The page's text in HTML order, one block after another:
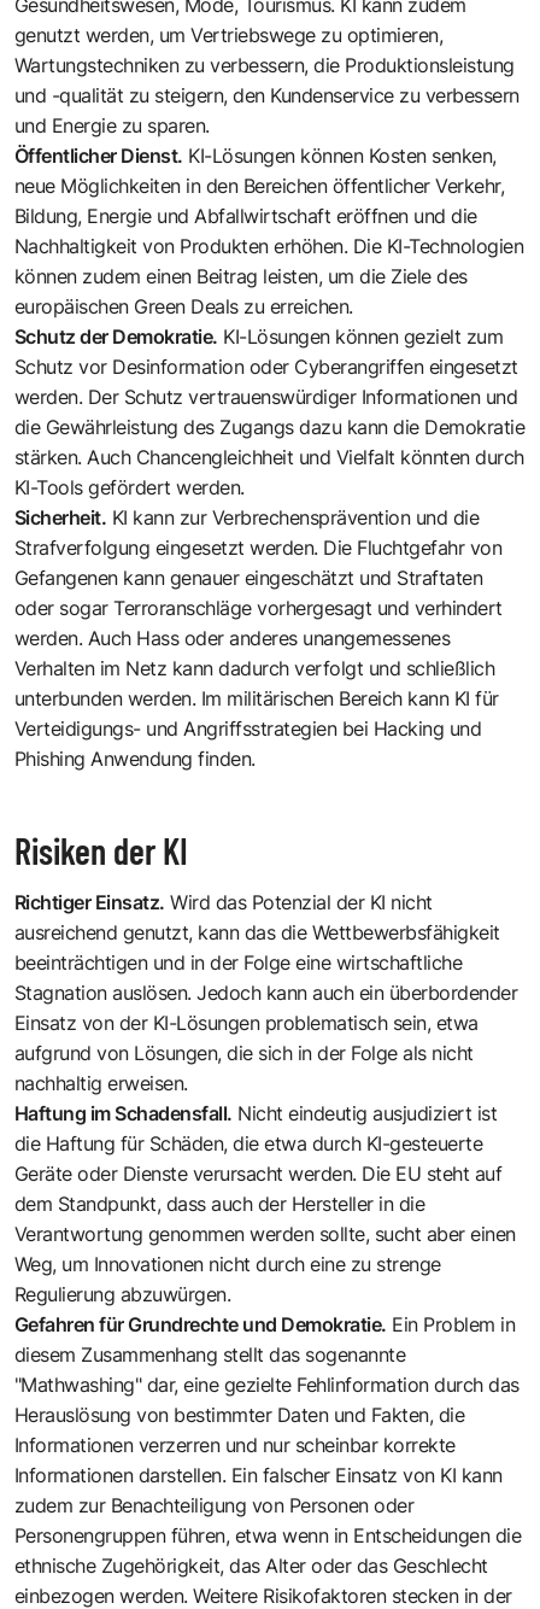
genutzt werden, um Vertriebswege zu optimieren,
Wartungstechniken zu verbessern, die Produktionsleistung
und -qualität zu steigern, den Kundenservice zu verbessern
und Energie zu sparen.
Öffentlicher Dienst. KI-Lösungen können Kosten senken,
neue Möglichkeiten in den Bereichen öffentlicher Verkehr,
Bildung, Energie und Abfallwirtschaft eröffnen und die
Nachhaltigkeit von Produkten erhöhen. Die KI-Technologien
können zudem einen Beitrag leisten, um die Ziele des
europäischen Green Deals zu erreichen.
Schutz der Demokratie. KI-Lösungen können gezielt zum
Schutz vor Desinformation oder Cyberangriffen eingesetzt
werden. Der Schutz vertrauenswürdiger Informationen und
die Gewährleistung des Zugangs dazu kann die Demokratie
stärken. Auch Chancengleichheit und Vielfalt könnten durch
KI-Tools gefördert werden.
Sicherheit. KI kann zur Verbrechensprävention und die
Strafverfolgung eingesetzt werden. Die Fluchtgefahr von
Gefangenen kann genauer eingeschätzt und Straftaten
oder sogar Terroranschläge vorhergesagt und verhindert
werden. Auch Hass oder anderes unangemessenes
Verhalten im Netz kann dadurch verfolgt und schließlich
unterbunden werden. Im militärischen Bereich kann KI für
Verteidigungs- und Angriffsstrategien bei Hacking und
Phishing Anwendung finden.
Risiken der KI
Richtiger Einsatz. Wird das Potenzial der KI nicht
ausreichend genutzt, kann das die Wettbewerbsfähigkeit
beeinträchtigen und in der Folge eine wirtschaftliche
Stagnation auslösen. Jedoch kann auch ein überbordender
Einsatz von der KI-Lösungen problematisch sein, etwa
aufgrund von Lösungen, die sich in der Folge als nicht
nachhaltig erweisen.
Haftung im Schadensfall. Nicht eindeutig ausjudiziert ist
die Haftung für Schäden, die etwa durch KI-gesteuerte
Geräte oder Dienste verursacht werden. Die EU steht auf
dem Standpunkt, dass auch der Hersteller in die
Verantwortung genommen werden sollte, sucht aber einen
Weg, um Innovationen nicht durch eine zu strenge
Regulierung abzuwürgen.
Gefahren für Grundrechte und Demokratie. Ein Problem in
diesem Zusammenhang stellt das sogenannte
"Mathwashing" dar, eine gezielte Fehlinformation durch das
Herauslösung von bestimmter Daten und Fakten, die
Informationen verzerren und nur scheinbar korrekte
Informationen darstellen. Ein falscher Einsatz von KI kann
zudem zur Benachteiligung von Personen oder
Personengruppen führen, etwa wenn in Entscheidungen die
ethnische Zugehörigkeit, das Alter oder das Geschlecht
einbezogen werden. Weitere Risikofaktoren stecken in der